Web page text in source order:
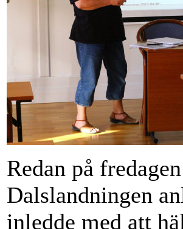
Redan på
Dalslandningen
inledde med att